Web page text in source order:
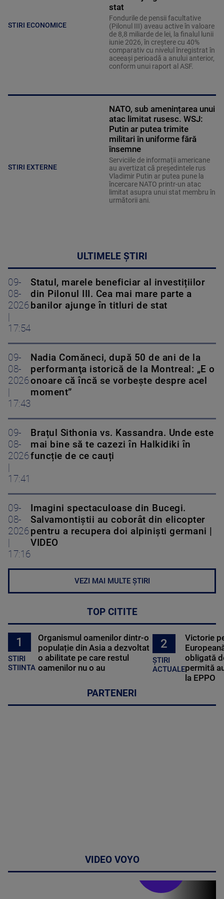
STIRI ECONOMICE
stat
Fondurile de pensii facultative
(Pilonul III) aveau active în valoare
de 8,8 miliarde de lei, la finalul lunii
iunie 2026, în creştere cu 40%
comparativ cu nivelul înregistrat în
aceeaşi perioadă a anului anterior,
conform unui raport al ASF.
STIRI EXTERNE
NATO, sub amenințarea unui
atac limitat rusesc. WSJ:
Putin ar putea trimite
militari în uniforme fără
însemne
Serviciile de informații americane
au avertizat că președintele rus
Vladimir Putin ar putea pune la
încercare NATO printr-un atac
limitat asupra unui stat membru în
următorii ani.
ULTIMELE ȘTIRI
09-
08-
2026
17:54
Statul, marele beneficiar al investițiilor
din Pilonul III. Cea mai mare parte a
banilor ajunge în titluri de stat
09-
08-
2026
17:43
Nadia Comăneci, după 50 de ani de la
performanţa istorică de la Montreal: „E o
onoare că încă se vorbește despre acel
moment”
09-
08-
2026
17:41
Brațul Sithonia vs. Kassandra. Unde este
mai bine să te cazezi în Halkidiki în
funcție de ce cauți
09-
08-
2026
17:16
Imagini spectaculoase din Bucegi.
Salvamontiștii au coborât din elicopter
pentru a recupera doi alpiniști germani |
VIDEO
VEZI MAI MULTE ȘTIRI
TOP CITITE
1
STIRI
STIINTA
Organismul oamenilor dintr-o
populație din Asia a dezvoltat
o abilitate pe care restul
oamenilor nu o au
2
ȘTIRI
ACTUALE
Victorie
obligată
permită
la EPPO
PARTENERI
VIDEO VOYO